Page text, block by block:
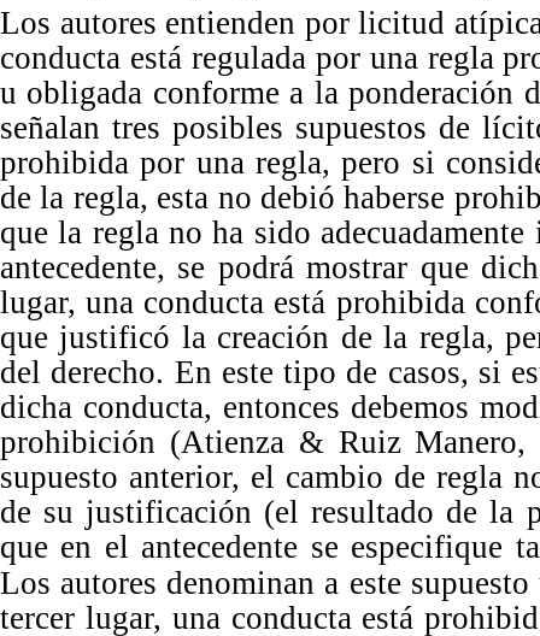
Los autores entienden por licitud
conducta está regulada por una regla
u obligada conforme a la ponderación
señalan tres posibles supuestos de
prohibida por una regla, pero si
de la regla, esta no debió haberse
que la regla no ha sido
antecedente, se podrá mostrar que
lugar, una conducta está prohibida
que justificó la creación de la regla,
del derecho. En este tipo de casos, si
dicha conducta, entonces debemos
prohibición (Atienza & Ruiz
supuesto anterior, el cambio de regla
de su justificación (el resultado de la
que en el antecedente se
Los autores denominan a este
tercer lugar, una conducta está